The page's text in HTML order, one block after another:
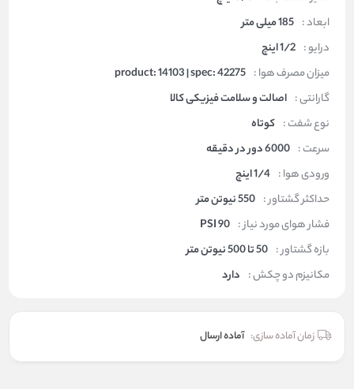
ابعاد : 185 میلی متر
درایو : 1/2 اینچ
میزان مصرف هوا : product: 14103 | spec: 42275
گارانتی : اصالت و سلامت فیزیکی کالا
نوع شفت : کوتاه
سرعت : 6000 دور در دقیقه
ورودی هوا : 1/4 اینچ
حداکثر گشتاور : 550 نیوتن متر
فشار هوای مورد نیاز : 90 PSI
بازه گشتاور : 50 تا 500 نیوتن متر
مکانیزم دو چکش : دارد
زمان آماده سازی: آماده ارسال